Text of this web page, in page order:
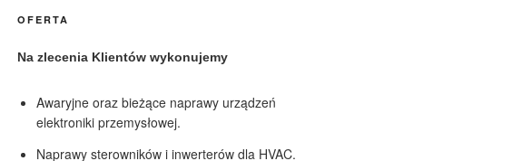
OFERTA
Na zlecenia Klientów wykonujemy
Awaryjne oraz bieżące naprawy urządzeń
elektroniki przemysłowej.
Naprawy sterowników i inwerterów dla HVAC.